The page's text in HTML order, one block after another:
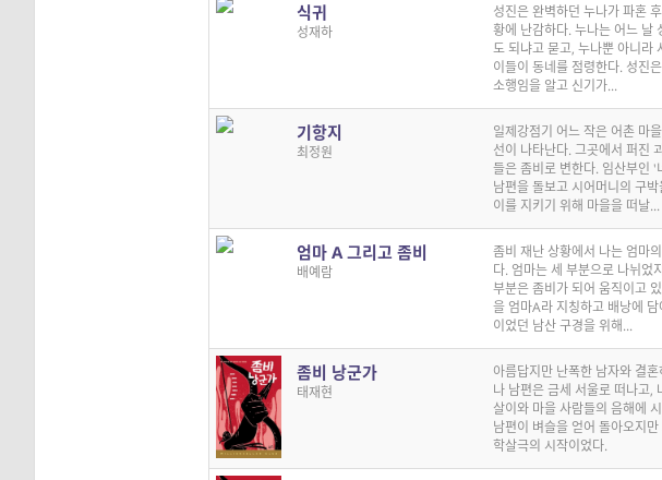
식귀
성재하
성진은 완벽하던 누나가 파혼
황에 난감하다. 누나는 어느 날
도 되냐고 묻고, 누나뿐 아니라
이들이 동네를 점령한다. 성진
소행임을 알고 신기가...
기항지
최정원
일제강점기 어느 작은 어촌 마
선이 나타난다. 그곳에서 퍼진
들은 좀비로 변한다. 임산부인 '
남편을 돌보고 시어머니의 구
이를 지키기 위해 마을을 떠날...
엄마 A 그리고 좀비
배예람
좀비 재난 상황에서 나는 엄마
다. 엄마는 세 부분으로 나뉘었
부분은 좀비가 되어 움직이고
을 엄마A라 지칭하고 배낭에
이었던 남산 구경을 위해...
좀비 낭군가
태재현
아름답지만 난폭한 남자와 결혼
나 남편은 금세 서울로 떠나고,
살이와 마을 사람들의 음해에
남편이 벼슬을 얻어 돌아오지
학살극의 시작이었다.